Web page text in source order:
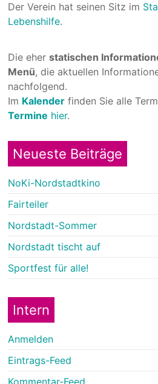
Der Verein hat seinen Sitz im
Lebenshilfe.
Die eherstatischen
Menü, die aktuellen
nachfolgend.
Im Kalender finden Sie alle
Termine hier.
Neueste Beiträge
NoKi-Nordstadtkino
Fairteiler
Nordstadt-Sommer
Nordstadt tischt auf
Sportfest für alle!
Intern
Anmelden
Eintrags-Feed
Kommentar-Feed